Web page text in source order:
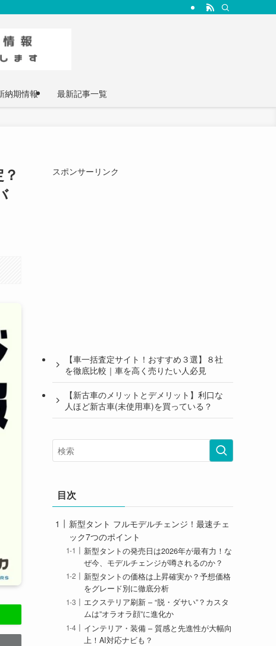
納期情報 最新記事一覧
スポンサーリンク
【車一括査定サイト！おすすめ３選】８社
を徹底比較｜車を高く売りたい人必見
【新古車のメリットとデメリット】利口な
人ほど新古車(未使用車)を買っている？
目次
新型タント フルモデルチェンジ！最速チェ
ック7つのポイント
新型タントの発売日は2026年が最有力！な
ぜ今、モデルチェンジが噂されるのか？
新型タントの価格は上昇確実か？予想価格
をグレード別に徹底分析
エクステリア刷新 – “脱・ダサい”？カスタ
ムは”オラオラ顔”に進化か
インテリア・装備 – 質感と先進性が大幅向
上！AI対応ナビも？